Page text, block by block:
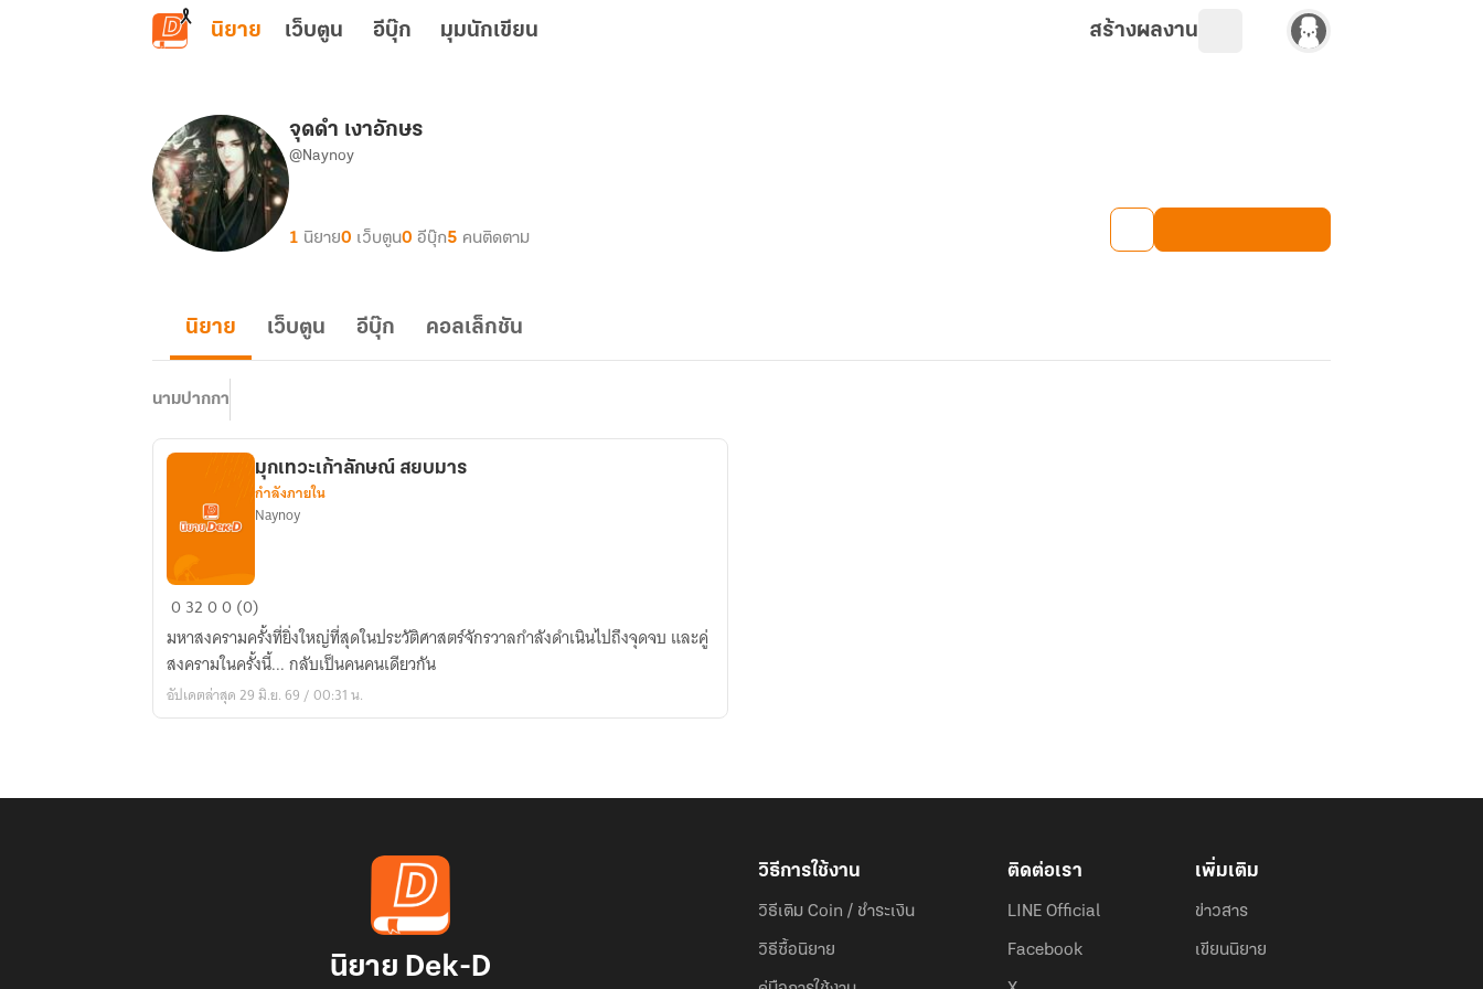
ข้ามไปยังเนื้อหาหลัก
นิยาย เว็บตูน อีบุ๊ก มุมนักเขียน สร้างผลงาน
จุดดำ เงาอักษร
@Naynoy
1 นิยาย0 เว็บตูน0 อีบุ๊ก5 คนติดตาม
นิยาย เว็บตูน อีบุ๊ก คอลเล็กชัน
นามปากกา
เทวะ
เก้า
ลักษณ์
​มุกเทวะเก้าลักษณ์ สยบมาร
กำลังภายใน
Naynoy
03200 (0)
มหาสงครามครั้งที่ยิ่งใหญ่ที่สุดในประวัติศาสตร์จักรวาลกำลังดำเนินไปถึงจุดจบ และคู่
สงครามในครั้งนี้... กลับเป็นคนคนเดียวกัน
อัปเดตล่าสุด 29 มิ.ย. 69 / 00:31 น.
นิยาย Dek-D
วิธีการใช้งาน
วิธีเติม Coin / ชำระเงิน
วิธีซื้อนิยาย
ติดต่อเรา
LINE Official
Facebook
เพิ่มเติม
ข่าวสาร
เขียนนิยาย